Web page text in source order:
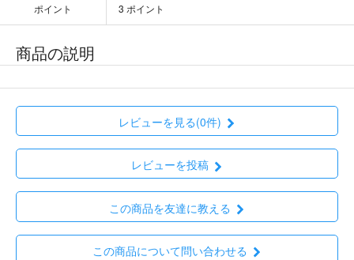
ポイント 3 ポイント
商品の説明
レビューを見る(0件)
レビューを投稿
この商品を友達に教える
この商品について問い合わせる